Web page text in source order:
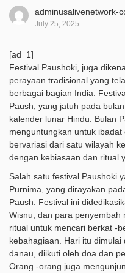
adminusalivenetwork-
July 25, 2025
[ad_1]
Festival Paushoki, juga
perayaan tradisional yang
berbagai bagian India.
Paush, yang jatuh pada
kalender lunar Hindu. Bulan
menguntungkan untuk
bervariasi dari satu wilayah
dengan kebiasaan dan ritual
Salah satu festival Paushoki
Purnima, yang dirayakan
Paush. Festival ini
Wisnu, dan para penyembah
ritual untuk mencari berkat -
kebahagiaan. Hari itu
danau, diikuti oleh doa dan
Orang -orang juga